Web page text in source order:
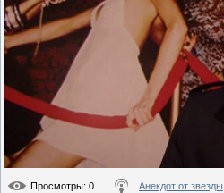
Просмотры: 0 Анекдот от звезды